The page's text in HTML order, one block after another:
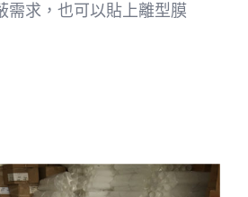
需求，也可以貼上離型膜